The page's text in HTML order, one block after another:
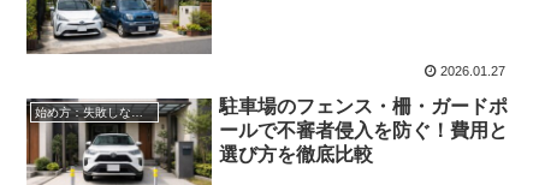
2026.01.27
始め方：失敗しない自宅駐車場貸し出し
駐車場のフェンス・柵・ガードポ
ールで不審者侵入を防ぐ！費用と
選び方を徹底比較